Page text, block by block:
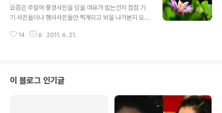
이고 여유로워 보이네요. 다양한 색깔의 단풍들이 자신들
의 색감을 맘껏 자랑하고 있습니다. 안방처럼 드나드는 올
가을 풍경 감상해보시죠? 낙엽도
요즘은 주말에 풍경사진을 담을 여유가 없는건지 점점 기
기 사진들이나 행사사진들만 찍게되고 밖을 나가본지 오래
답한 마음도 풀겸 바깥 바람을 쐬니 가슴이 뻥 뚫리는것 같
힌다. 10대 명화 중 연꽃은 난화, 국화, 매화와 더불어 ‘꽃
중의 군자(花中君子)’로 불린다. 고고함과 절개를 상징하
는 꽃으로 의미가 부여된 까닭이다 그래서인지 예로부터
수많은 시인과 묵객들은 연꽃을 예찬했다.出淤泥而不染,
14 6 2011. 6. 21.
이 블로그 인기글